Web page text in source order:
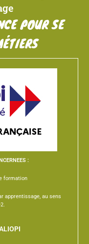
POUR SE
:
formation
apprentissage, au sens